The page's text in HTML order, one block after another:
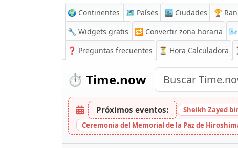
🌍 Continentes 🗺️ Países 🏙️ Ciudades 🏆
🔧 Widgets gratis
🔁 Convertir zona horaria 🌬️
❓ Preguntas frecuentes ⏳ Hora Calculadora
⏱️ Time.now
Próximos eventos: Sheikh Zayed
Ceremonia del Memorial de la Paz de